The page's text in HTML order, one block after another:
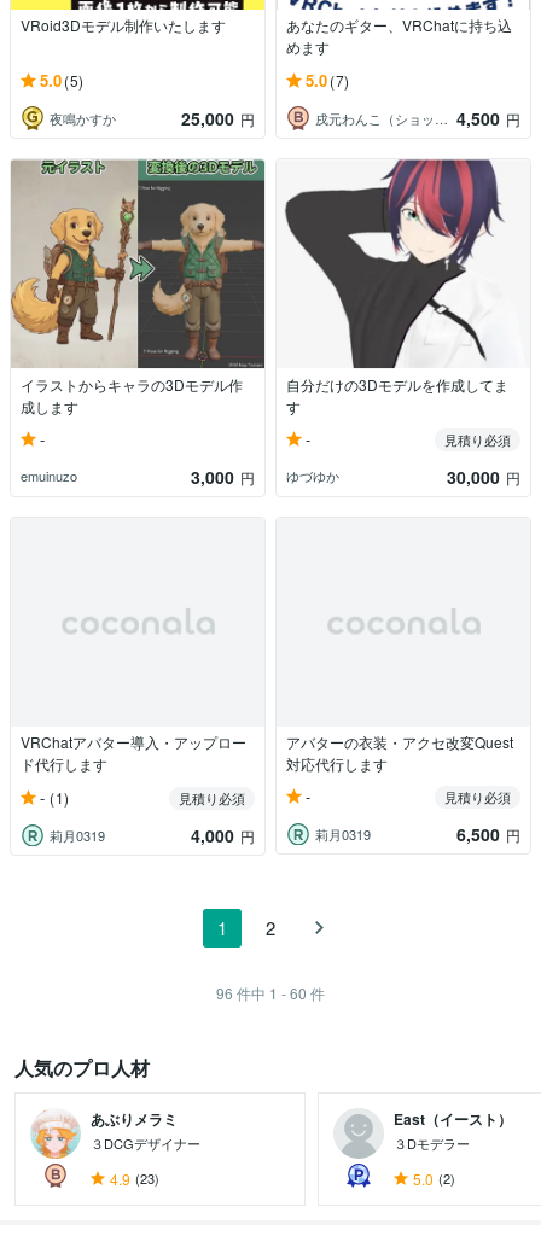
VRoid3Dモデル制作いたします
5.0(5)
夜鳴かすか 25,000 円
あなたのギター、VRChatに持ち込
めます
5.0(7)
戌元わんこ（ショップみしま） 4,500 円
イラストからキャラの3Dモデル作
成します
-
emuinuzo 3,000 円
自分だけの3Dモデルを作成してま
す
-
見積り必須
ゆづゆか
30,000 円
VRChatアバター導入・アップロー
ド代行します
- (1)
見積り必須
莉月0319
4,000 円
アバターの衣装・アクセ改変Quest
対応代行します
-
見積り必須
莉月0319
6,500 円
1 2
96 件中 1 - 60 件
人気のプロ人材
あぶりメラミ
３DCGデザイナー
4.9 (23)
East（イースト）
３Dモデラー
5.0 (2)